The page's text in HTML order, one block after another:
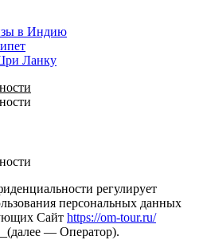
в Индию
Ланку
регулирует
персональных данных
Сайт https://om-tour.ru/
— Оператор).